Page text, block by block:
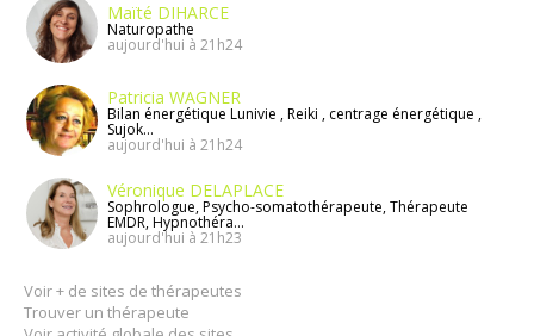
Maïté DIHARCE
Naturopathe
aujourd'hui à 21h24
Patricia WAGNER
Bilan énergétique Lunivie , Reiki , centrage énergétique ,
Sujok...
aujourd'hui à 21h24
Véronique DELAPLACE
Sophrologue, Psycho-somatothérapeute, Thérapeute
EMDR, Hypnothéra...
aujourd'hui à 21h23
Voir + de sites de thérapeutes
Trouver un thérapeute